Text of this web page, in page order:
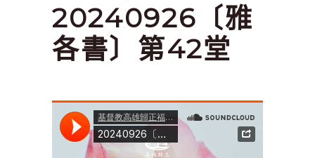
20240926〔雅
各書〕第42堂